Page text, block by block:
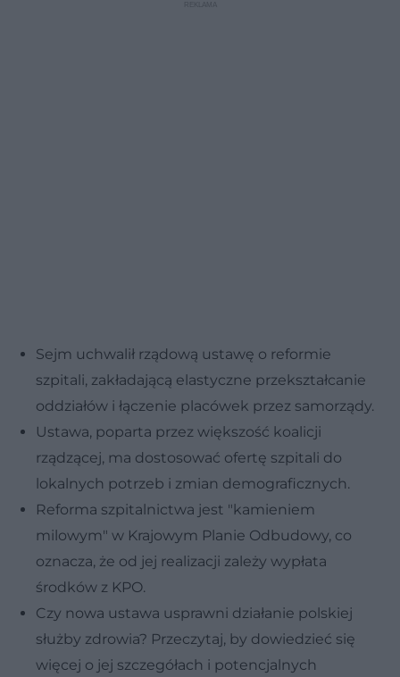
Sejm uchwalił rządową ustawę o reformie
szpitali, zakładającą elastyczne przekształcanie
oddziałów i łączenie placówek przez samorządy.
Ustawa, poparta przez większość koalicji
rządzącej, ma dostosować ofertę szpitali do
lokalnych potrzeb i zmian demograficznych.
Reforma szpitalnictwa jest "kamieniem
milowym" w Krajowym Planie Odbudowy, co
oznacza, że od jej realizacji zależy wypłata
środków z KPO.
Czy nowa ustawa usprawni działanie polskiej
służby zdrowia? Przeczytaj, by dowiedzieć się
więcej o jej szczegółach i potencjalnych